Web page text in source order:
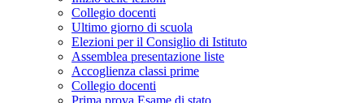
Collegio docenti
Ultimo giorno di scuola
Elezioni per il Consiglio di Istituto
Assemblea presentazione liste
Accoglienza classi prime
Collegio docenti